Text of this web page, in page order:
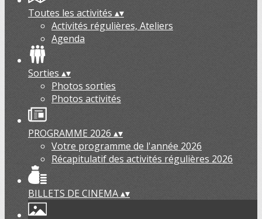
Toutes les activités ▴▾
Activités régulières, Ateliers
Agenda
Sorties ▴▾
Photos sorties
Photos activités
PROGRAMME 2026 ▴▾
Votre programme de l'année 2026
Récapitulatif des activités régulières 2026
BILLETS DE CINEMA▴▾